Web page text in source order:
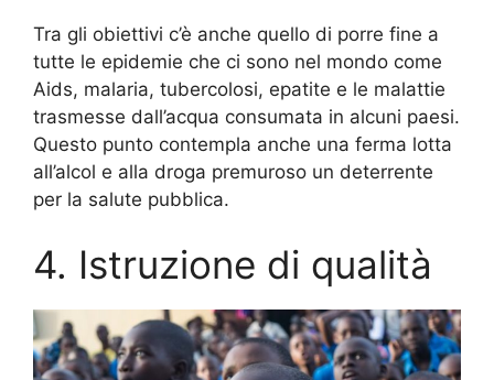
Tra gli obiettivi c’è anche quello di porre fine a
tutte le epidemie che ci sono nel mondo come
Aids, malaria, tubercolosi, epatite e le malattie
trasmesse dall’acqua consumata in alcuni paesi.
Questo punto contempla anche una ferma lotta
all’alcol e alla droga premuroso un deterrente
per la salute pubblica.
4. Istruzione di qualità